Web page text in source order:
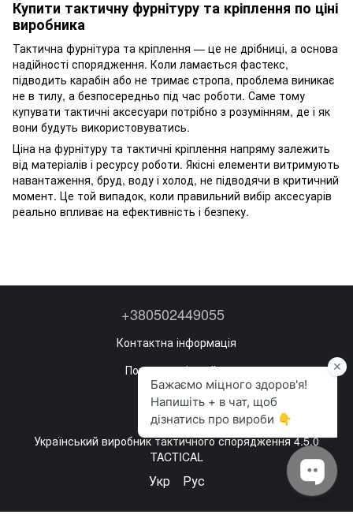
Купити тактичну фурнітуру та кріплення по ціні
виробника
Тактична фурнітура та кріплення — це не дрібниці, а основа
надійності спорядження. Коли ламається фастекс,
підводить карабін або не тримає стропа, проблема виникає
не в тилу, а безпосередньо під час роботи. Саме тому
купувати тактичні аксесуари потрібно з розумінням, де і як
вони будуть використовуватись.
Ціна на фурнітуру та тактичні кріплення напряму залежить
від матеріалів і ресурсу роботи. Якісні елементи витримують
навантаження, бруд, воду і холод, не підводячи в критичний
момент. Це той випадок, коли правильний вибір аксесуарів
реально впливає на ефективність і безпеку.
+380502449055
Контактна інформація
Повна версія сайту
Мапа сайту
©2022—2026
Український виробник тактичного спорядження 4.5.0
TACTICAL
Укр Рус